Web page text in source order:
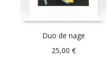
Duo de nage
25,00 €